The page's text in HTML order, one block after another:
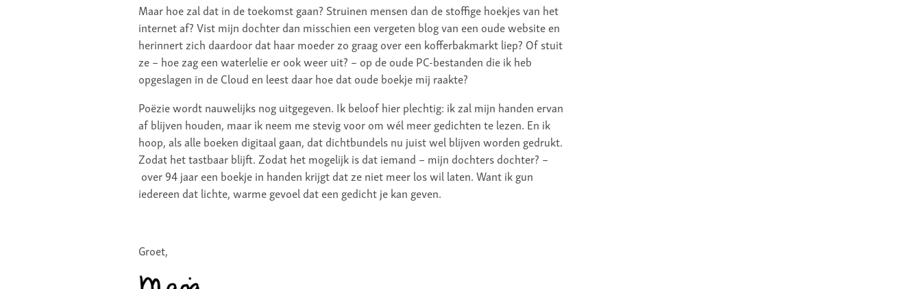
Maar hoe zal dat in de toekomst gaan? Struinen mensen dan de stoffige hoekjes van het
internet af? Vist mijn dochter dan misschien een vergeten blog van een oude website en
herinnert zich daardoor dat haar moeder zo graag over een kofferbakmarkt liep? Of stuit
ze – hoe zag een waterlelie er ook weer uit? – op de oude PC-bestanden die ik heb
opgeslagen in de Cloud en leest daar hoe dat oude boekje mij raakte?
Poëzie wordt nauwelijks nog uitgegeven. Ik beloof hier plechtig: ik zal mijn handen ervan
af blijven houden, maar ik neem me stevig voor om wél meer gedichten te lezen. En ik
hoop, als alle boeken digitaal gaan, dat dichtbundels nu juist wel blijven worden gedrukt.
Zodat het tastbaar blijft. Zodat het mogelijk is dat iemand – mijn dochters dochter? –
over 94 jaar een boekje in handen krijgt dat ze niet meer los wil laten. Want ik gun
iedereen dat lichte, warme gevoel dat een gedicht je kan geven.
Groet,